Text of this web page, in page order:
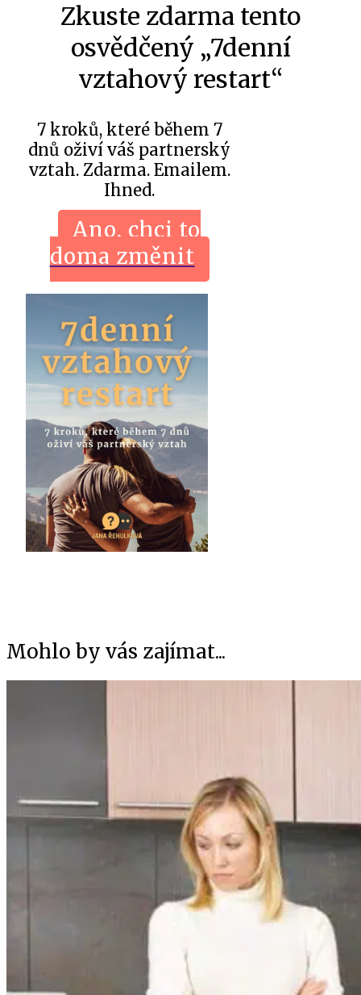
Zkuste zdarma tento
osvědčený „7denní
vztahový restart“
7 kroků, které během 7
dnů oživí váš partnerský
vztah. Zdarma. Emailem.
Ihned.
Ano, chci to
doma změnit
Mohlo by vás zajímat...